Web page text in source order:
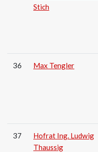
Stich
36 Max Tengler
37
Hofrat Ing. Ludwig
Thaussig